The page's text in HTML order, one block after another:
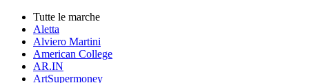
Tutte le marche
Aletta
Alviero Martini
American College
AR.IN
ArtSupermoney